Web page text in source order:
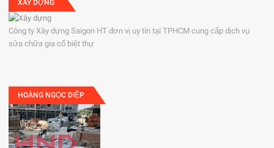
XÂY DỰNG
Công ty Xây dựng Saigon HT đơn vị uy tín tại TPHCM cung cấp dịch vụ
sửa chữa gia cố biệt thự
HOÀNG NGỌC DIỆP